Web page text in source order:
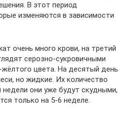
В этот период
изменяются в зависимости
очень много крови, на третий
серозно-сукровичными
цвета. На десятый день
но жидкие. Их количество
они уже будут скудными,
только на 5-6 неделе.